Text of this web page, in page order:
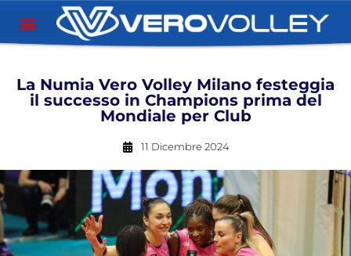
La Numia Vero Volley Milano festeggia
il successo in Champions prima del
Mondiale per Club
11 Dicembre 2024